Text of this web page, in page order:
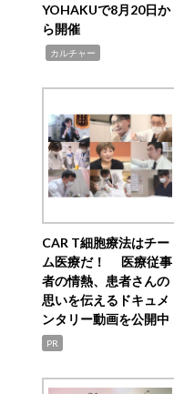
YOHAKUで8月20日か
ら開催
カルチャー
CAR T細胞療法はチー
ム医療だ！ 医療従事
者の情熱、患者さんの
思いを伝えるドキュメ
ンタリー動画を公開中
PR